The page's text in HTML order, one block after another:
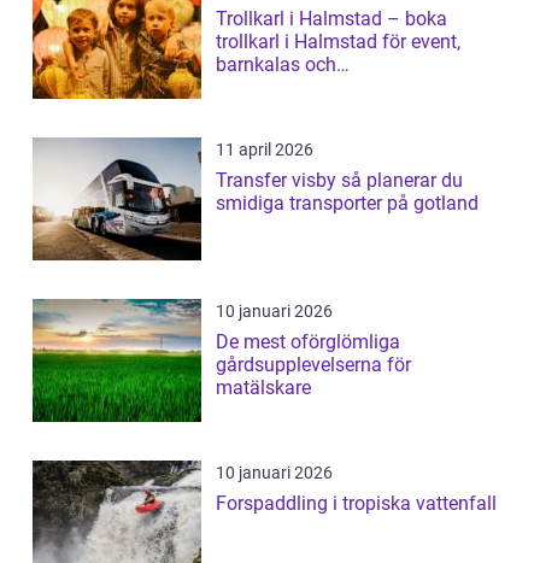
Trollkarl i Halmstad – boka
trollkarl i Halmstad för event,
barnkalas och
11 april 2026
Transfer visby så planerar du
smidiga transporter på gotland
10 januari 2026
De mest oförglömliga
gårdsupplevelserna för
matälskare
10 januari 2026
Forspaddling i tropiska vattenfall